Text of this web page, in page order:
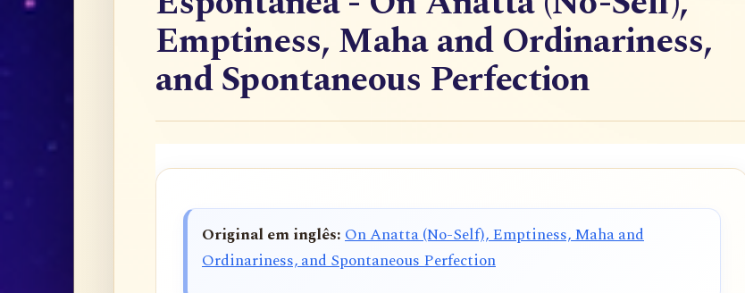
Emptiness, Maha and Ordinariness,
and Spontaneous Perfection
Original em inglês:On Anatta (No-Self), Emptiness, Maha and
Ordinariness, and Spontaneous Perfection